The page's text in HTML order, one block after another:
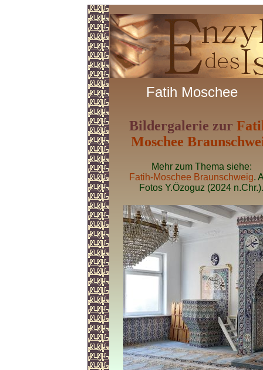
Fatih Moschee
Bildergalerie zur
Moschee
Mehr zum Thema siehe:
Fatih-Moschee Braunschweig.
Fotos Y.Özoguz (2024 n.Chr.).